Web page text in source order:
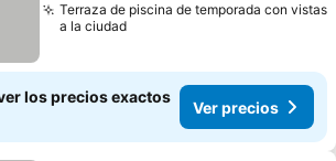
Terraza de piscina de temporada con vistas
a la ciudad
los precios exactos
Ver precios